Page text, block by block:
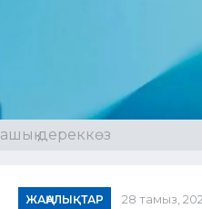
ашық дереккөз
ЖАҢАЛЫҚТАР 28 тамыз,